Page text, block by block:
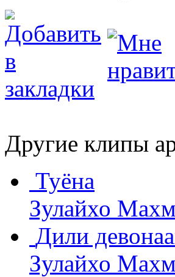
Другие клипы
Туёна
Зулайхо
Дили
Зулайхо